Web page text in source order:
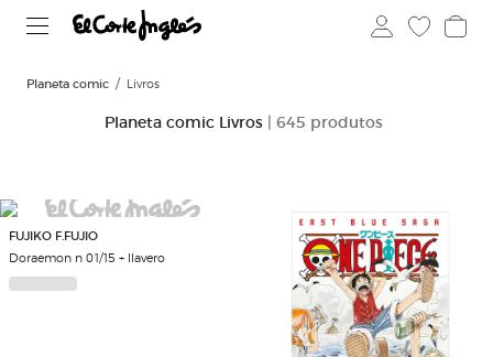
Planeta comic Livros
Planeta comic Livros | 645 produtos
FUJIKO F.FUJIO
Doraemon n 01/15 + llavero